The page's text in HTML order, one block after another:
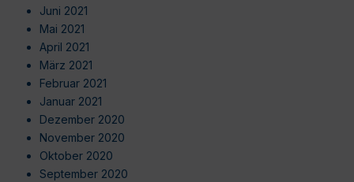
Juni 2021
Mai 2021
April 2021
März 2021
Februar 2021
Januar 2021
Dezember 2020
November 2020
Oktober 2020
September 2020